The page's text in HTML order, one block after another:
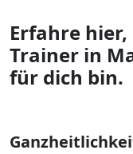
Erfahre
Trainer in
für dich bin.